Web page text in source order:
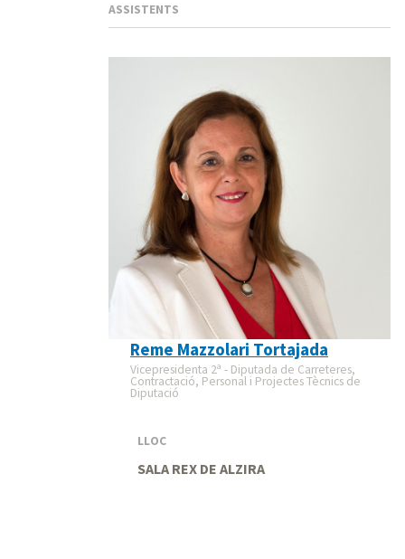
ASSISTENTS
Reme Mazzolari Tortajada
Vicepresidenta 2ª - Diputada de Carreteres,
Contractació, Personal i Projectes Tècnics de
Diputació
LLOC
SALA REX DE ALZIRA